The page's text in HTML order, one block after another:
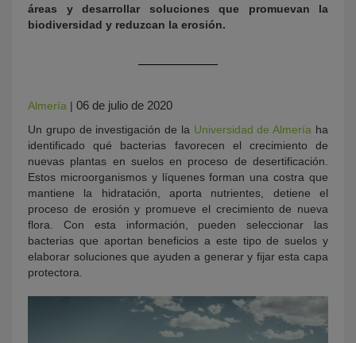
áreas y desarrollar soluciones que promuevan la
biodiversidad y reduzcan la erosión.
Almería | 06 de julio de 2020
Un grupo de investigación de la Universidad de Almería ha
identificado qué bacterias favorecen el crecimiento de
nuevas plantas en suelos en proceso de desertificación.
Estos microorganismos y líquenes forman una costra que
mantiene la hidratación, aporta nutrientes, detiene el
proceso de erosión y promueve el crecimiento de nueva
flora. Con esta información, pueden seleccionar las
bacterias que aportan beneficios a este tipo de suelos y
elaborar soluciones que ayuden a generar y fijar esta capa
protectora.